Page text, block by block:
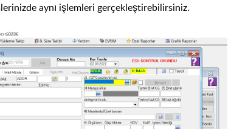
aynı işlemleri gerçekleştirebilirsiniz.